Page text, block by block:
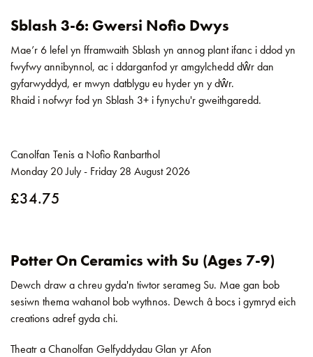
Sblash 3-6: Gwersi Nofio Dwys
Mae’r 6 lefel yn fframwaith Sblash yn annog plant ifanc i ddod yn
fwyfwy annibynnol, ac i ddarganfod yr amgylchedd dŵr dan
gyfarwyddyd, er mwyn datblygu eu hyder yn y dŵr.
Rhaid i nofwyr fod yn Sblash 3+ i fynychu'r gweithgaredd.
Canolfan Tenis a Nofio Ranbarthol
Monday 20 July - Friday 28 August 2026
£34.75
Potter On Ceramics with Su (Ages 7-9)
Dewch draw a chreu gyda'n tiwtor serameg Su. Mae gan bob
sesiwn thema wahanol bob wythnos. Dewch â bocs i gymryd eich
creations adref gyda chi.
Theatr a Chanolfan Gelfyddydau Glan yr Afon